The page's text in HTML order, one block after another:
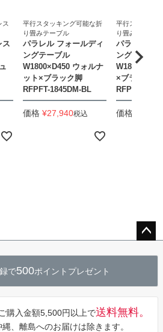
ス
ス
平行スタッキング可能な折
り畳みテーブル
パラレル フォールディ
ングテーブル
W1800×D450 ウォルナ
ット×ブラック脚
RFPFT-1845DM-BL
価格 ¥27,940税込
平行スタッキ
り畳みテーブル
パラレル フ
ングテーブル
×ブラック脚
RFPFT-
価格
へ
で500ポイントプレゼント
購入金額5,500円以上で送料無料。
、離島へのお届けは除きます。